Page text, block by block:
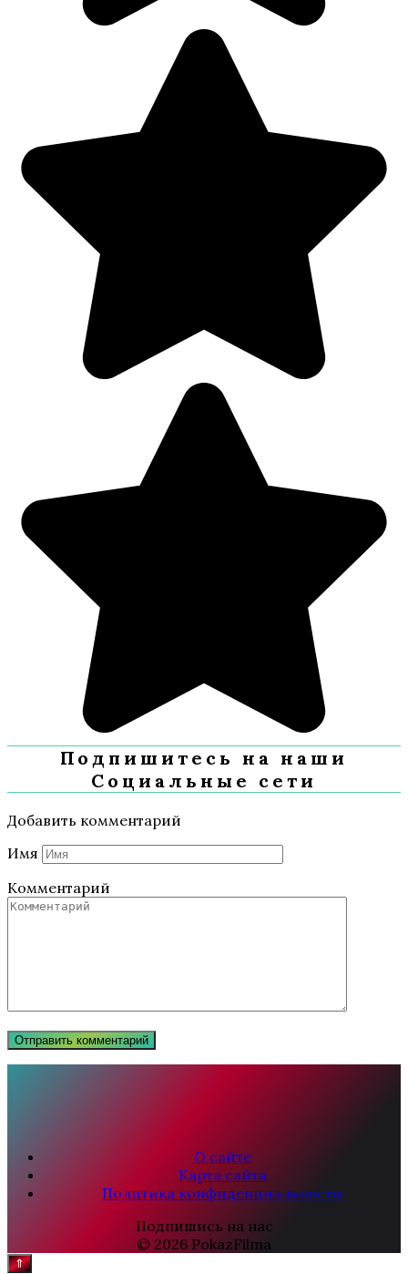
Подпишитесь на наши
Социальные сети
Добавить комментарий
Имя
Комментарий
О сайте
Карта сайта
Политика конфиденциальности
Подпишись на нас
© 2026 PokazFilma